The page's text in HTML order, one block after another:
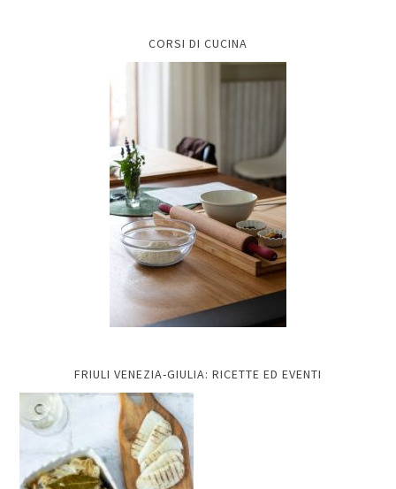
CORSI DI CUCINA
FRIULI VENEZIA-GIULIA: RICETTE ED EVENTI